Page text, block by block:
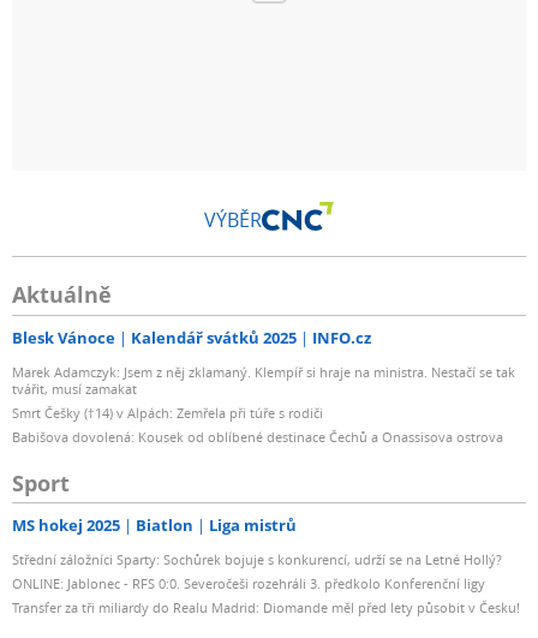
VÝBĚR
Aktuálně
Blesk Vánoce Kalendář svátků 2025 INFO.cz
Marek Adamczyk: Jsem z něj zklamaný. Klempíř si hraje na ministra. Nestačí se tak
tvářit, musí zamakat
Smrt Češky (†14) v Alpách: Zemřela při túře s rodiči
Babišova dovolená: Kousek od oblíbené destinace Čechů a Onassisova ostrova
Sport
MS hokej 2025 Biatlon Liga mistrů
Střední záložníci Sparty: Sochůrek bojuje s konkurencí, udrží se na Letné Hollý?
ONLINE: Jablonec - RFS 0:0. Severočeši rozehráli 3. předkolo Konferenční ligy
Transfer za tři miliardy do Realu Madrid: Diomande měl před lety působit v Česku!